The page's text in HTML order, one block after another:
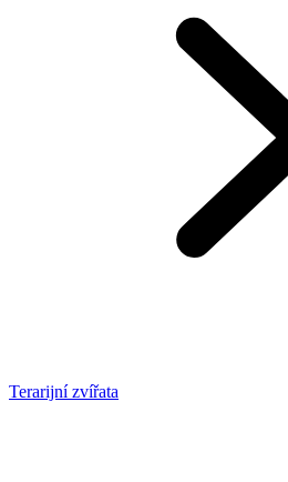
Terarijní zvířata